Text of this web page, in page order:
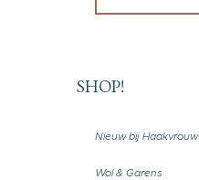
SHOP!
Nieuw bij Haakvrouw
Wol & Garens